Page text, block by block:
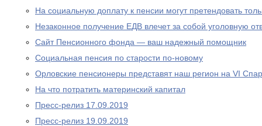
На социальную доплату к пенсии могут претендовать
Незаконное получение ЕДВ влечет за собой уголовную
Сайт Пенсионного фонда — ваш надежный помощник
Социальная пенсия по старости по-новому
Орловские пенсионеры представят наш регион на VI
На что потратить материнский капитал
Пресс-релиз 17.09.2019
Пресс-релиз 19.09.2019